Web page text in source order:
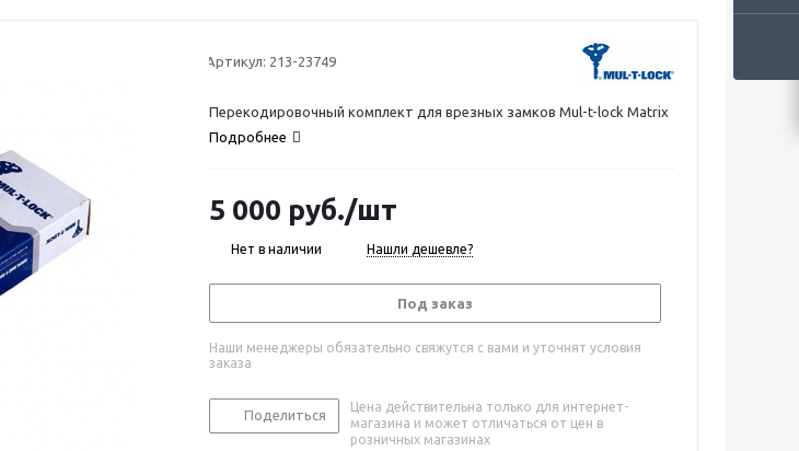
Артикул: 213-23749
Перекодировочный комплект для врезных замков Mul-t-lock Matrix
Подробнее
5 000 руб./шт
Нет в наличии Нашли дешевле?
Под заказ
Наши менеджеры обязательно свяжутся с вами и уточнят условия
заказа
Поделиться
Цена действительна только для интернет-
магазина и может отличаться от цен в
розничных магазинах